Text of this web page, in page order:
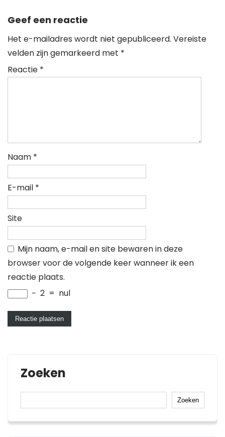
Geef een reactie
Het e-mailadres wordt niet gepubliceerd. Vereiste
velden zijn gemarkeerd met *
Reactie *
Naam *
E-mail *
Site
Mijn naam, e-mail en site bewaren in deze
browser voor de volgende keer wanneer ik een
reactie plaats.
− 2 = nul
Zoeken
Zoeken